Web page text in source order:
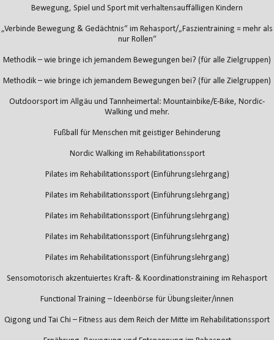
Bewegung, Spiel und Sport mit verhaltensauffälligen Kindern
„Verbinde Bewegung & Gedächtnis“ im Rehasport/„Faszientraining = mehr als
nur Rollen“
Methodik – wie bringe ich jemandem Bewegungen bei? (für alle Zielgruppen)
Methodik – wie bringe ich jemandem Bewegungen bei? (für alle Zielgruppen)
Outdoorsport im Allgäu und Tannheimertal: Mountainbike/E-Bike, Nordic-
Walking und mehr.
Fußball für Menschen mit geistiger Behinderung
Nordic Walking im Rehabilitationssport
Pilates im Rehabilitationssport (Einführungslehrgang)
Pilates im Rehabilitationssport (Einführungslehrgang)
Pilates im Rehabilitationssport (Einführungslehrgang)
Pilates im Rehabilitationssport (Einführungslehrgang)
Pilates im Rehabilitationssport (Einführungslehrgang)
Sensomotorisch akzentuiertes Kraft- & Koordinationstraining im Rehasport
Functional Training – Ideenbörse für Übungsleiter/innen
Qigong und Tai Chi – Fitness aus dem Reich der Mitte im Rehabilitationssport